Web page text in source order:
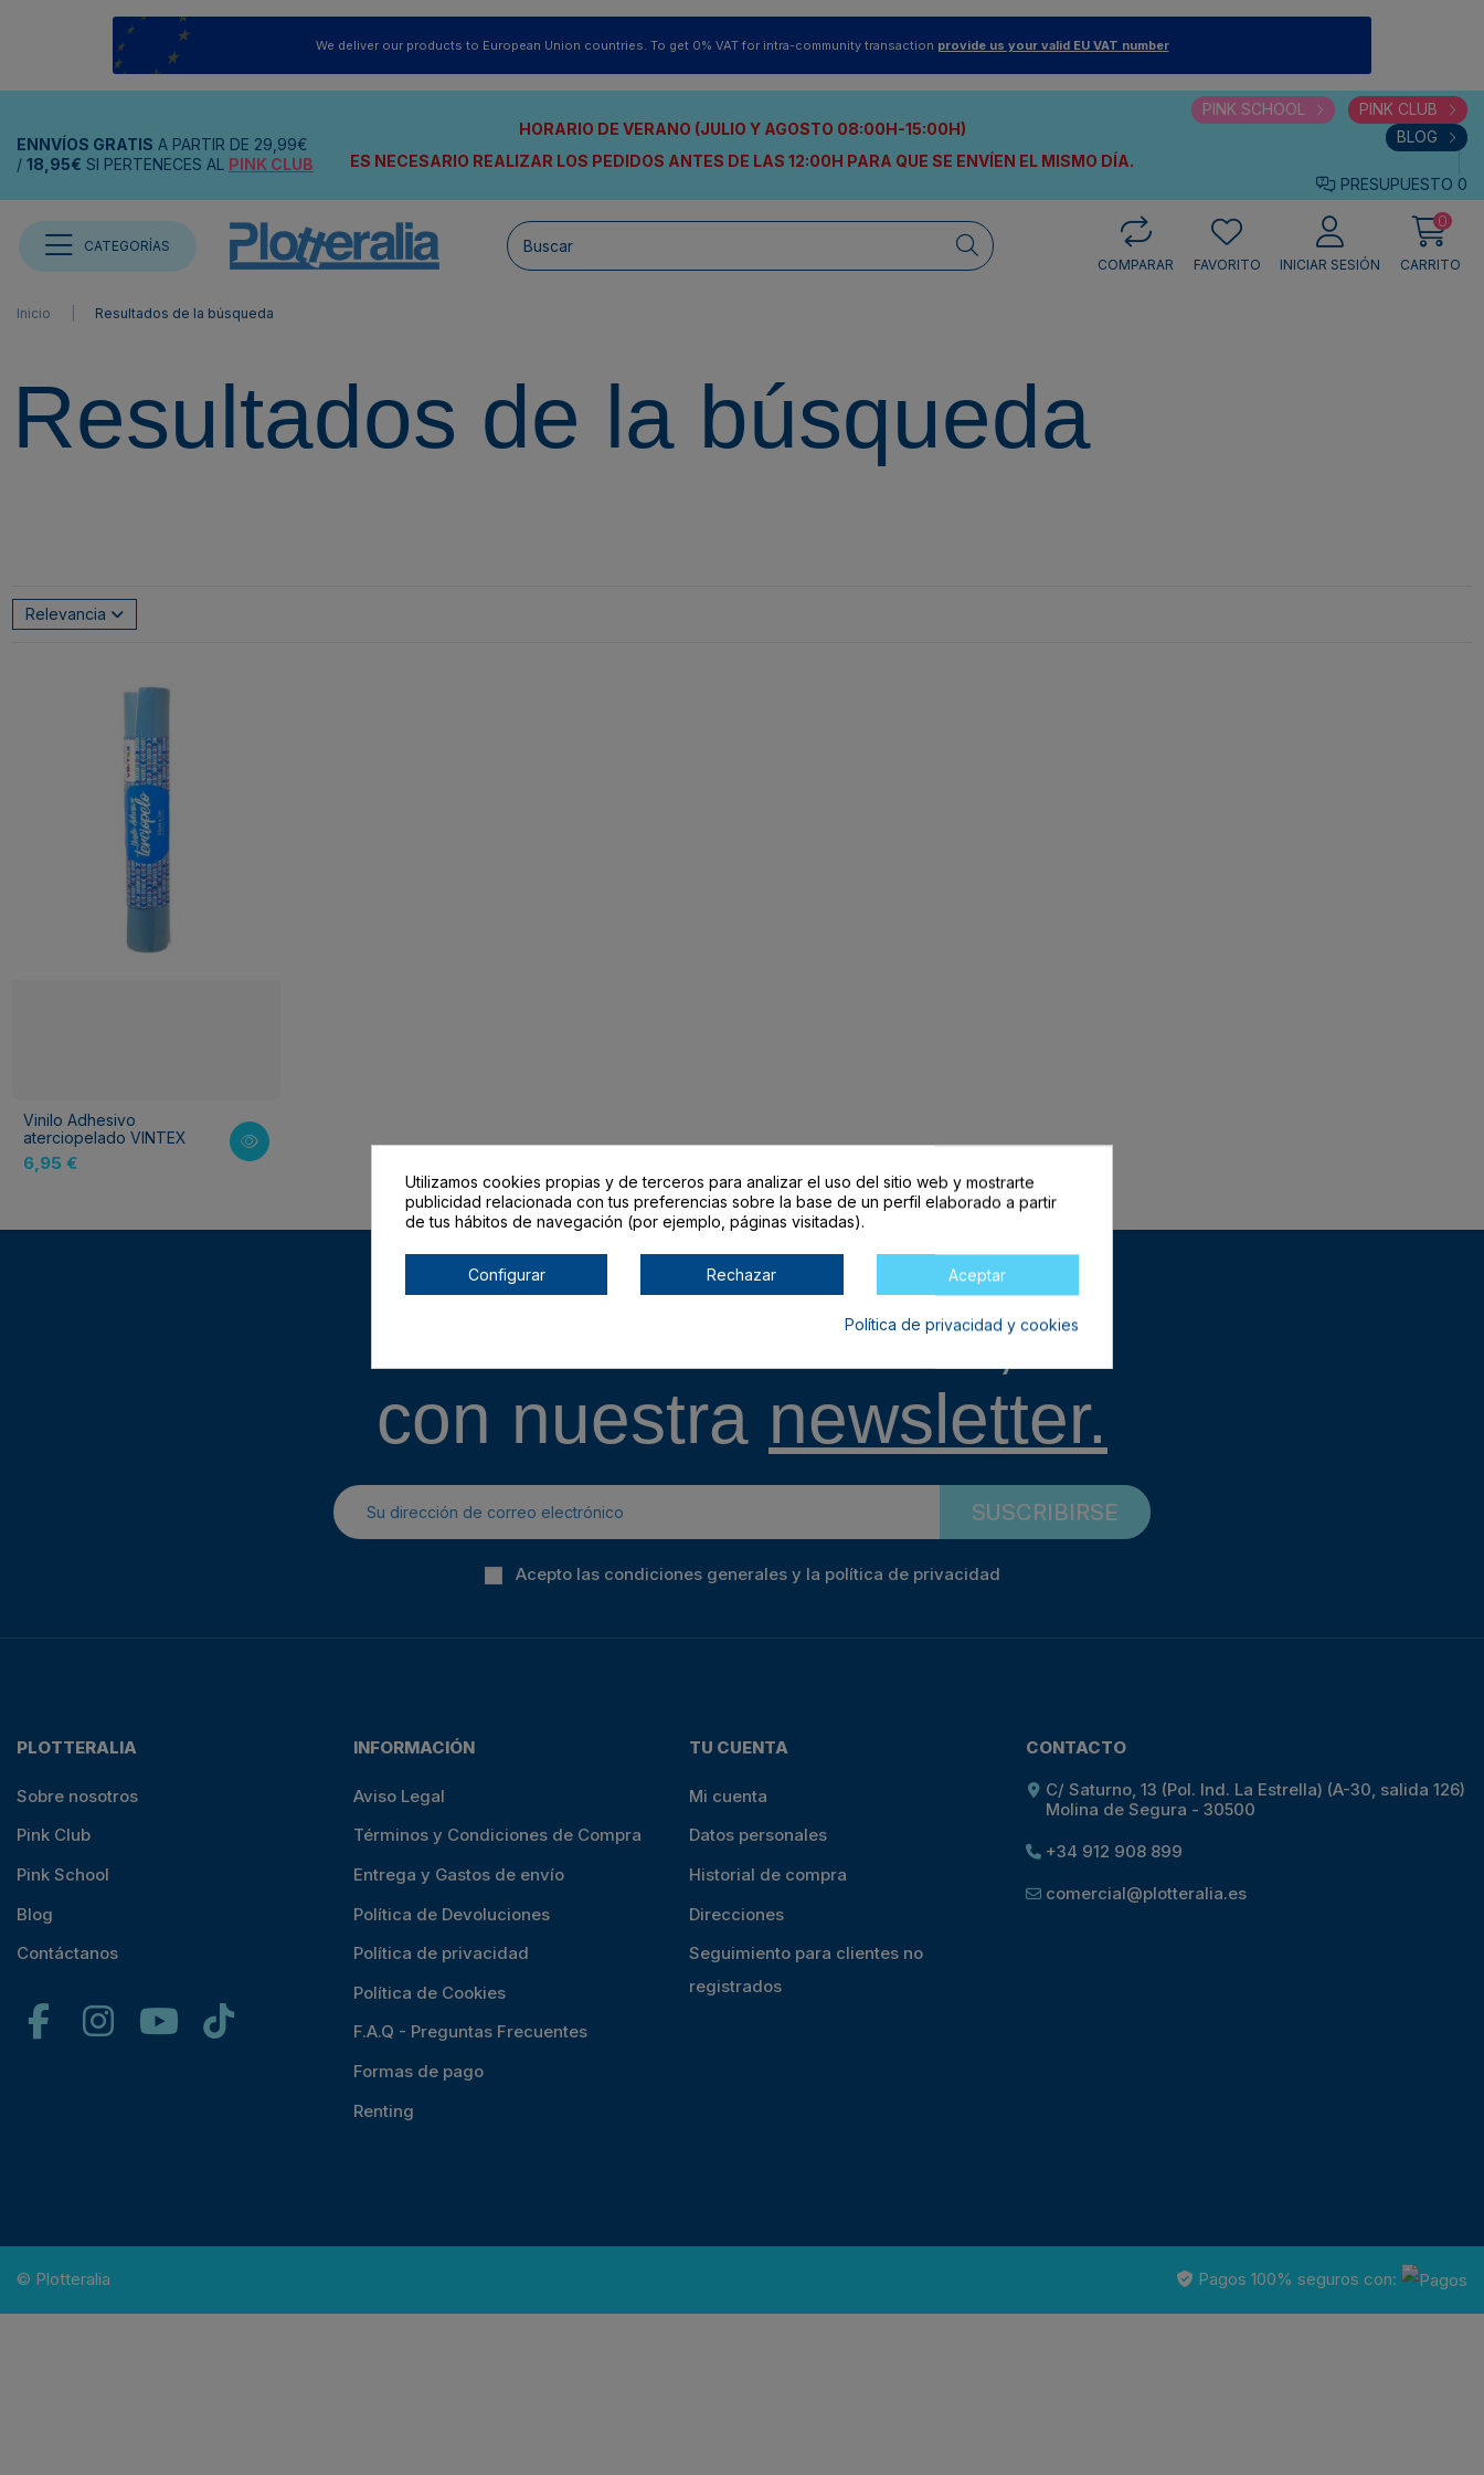
We deliver our products to European Union countries. To get 0% VAT for intra-community transaction provide us your valid EU VAT number
ENNVÍOS GRATIS A PARTIR DE 29,99€
/ 18,95€ SI PERTENECES AL PINK CLUB
HORARIO DE VERANO (JULIO Y AGOSTO 08:00H-15:00H)
ES NECESARIO REALIZAR LOS PEDIDOS ANTES DE LAS 12:00H PARA QUE SE ENVÍEN EL MISMO DÍA.
PINK SCHOOL
PINK CLUB
BLOG
PRESUPUESTO 0
CATEGORÍAS
COMPARAR
FAVORITO INICIAR SESIÓN
0
CARRITO
Inicio Resultados de la búsqueda
Resultados de la búsqueda
Relevancia
Vinilo Adhesivo
aterciopelado VINTEX
6,95 €
Entérate de todo,
con nuestra newsletter.
SUSCRIBIRSE
Acepto las condiciones generales y la política de privacidad
PLOTTERALIA
Sobre nosotros
Pink Club
Pink School
Blog
Contáctanos
INFORMACIÓN
Aviso Legal
Términos y Condiciones de Compra
Entrega y Gastos de envío
Política de Devoluciones
Política de privacidad
Política de Cookies
F.A.Q - Preguntas Frecuentes
Formas de pago
Renting
TU CUENTA
Mi cuenta
Datos personales
Historial de compra
Direcciones
Seguimiento para clientes no
registrados
CONTACTO
C/ Saturno, 13 (Pol. Ind. La Estrella) (A-30, salida 126)
Molina de Segura - 30500
+34 912 908 899
comercial@plotteralia.es
© Plotteralia Pagos 100% seguros con:
Utilizamos cookies propias y de terceros para analizar el uso del sitio web y mostrarte
publicidad relacionada con tus preferencias sobre la base de un perfil elaborado a partir
de tus hábitos de navegación (por ejemplo, páginas visitadas).
Configurar Rechazar Aceptar
Política de privacidad y cookies